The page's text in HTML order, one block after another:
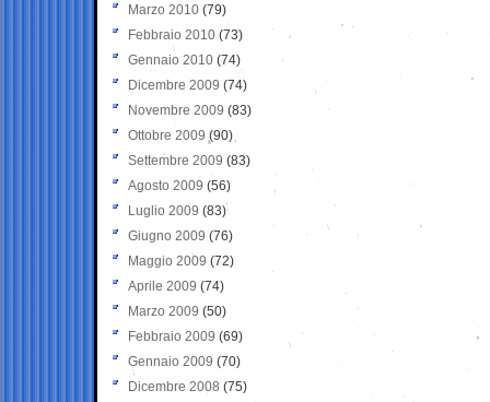
Marzo 2010 (79)
Febbraio 2010 (73)
Gennaio 2010 (74)
Dicembre 2009 (74)
Novembre 2009 (83)
Ottobre 2009 (90)
Settembre 2009 (83)
Agosto 2009 (56)
Luglio 2009 (83)
Giugno 2009 (76)
Maggio 2009 (72)
Aprile 2009 (74)
Marzo 2009 (50)
Febbraio 2009 (69)
Gennaio 2009 (70)
Dicembre 2008 (75)